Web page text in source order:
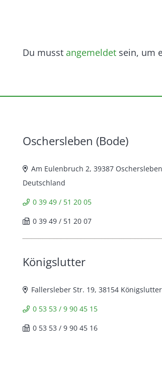
Du musst angemeldet sein, um
Oschersleben (Bode)
Am Eulenbruch 2, 39387
Deutschland
0 39 49 / 51 20 05
0 39 49 / 51 20 07
Königslutter
Fallersleber Str. 19, 38154
0 53 53 / 9 90 45 15
0 53 53 / 9 90 45 16